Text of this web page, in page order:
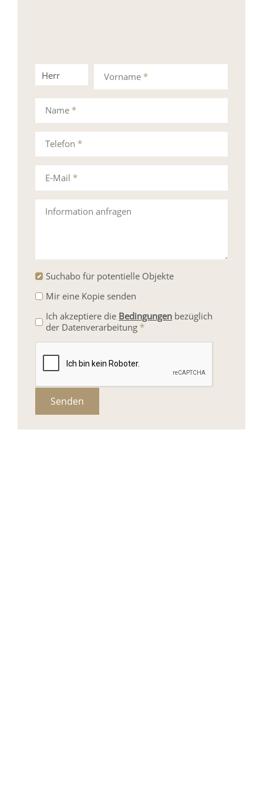
Herr Frau
Vorname *
Telefon *
Information anfragen
Name *
E-Mail *
Suchabo für potentielle Objekte
Mir eine Kopie senden
Ich akzeptiere die Bedingungenbezüglich
der Datenverarbeitung *
Senden